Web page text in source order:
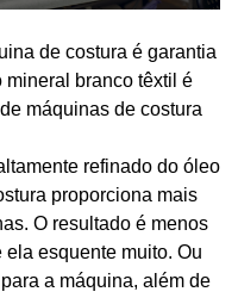
de costura é garantia
branco têxtil é
máquinas de costura
refinado do óleo
proporciona mais
O resultado é menos
esquente muito. Ou
a máquina, além de